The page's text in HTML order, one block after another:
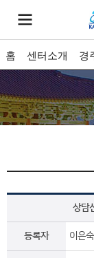
홈 센터소개 경
상담
등록자 이은숙